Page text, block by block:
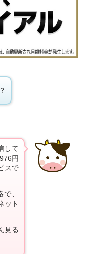
して
円
スで
、
ット
見る